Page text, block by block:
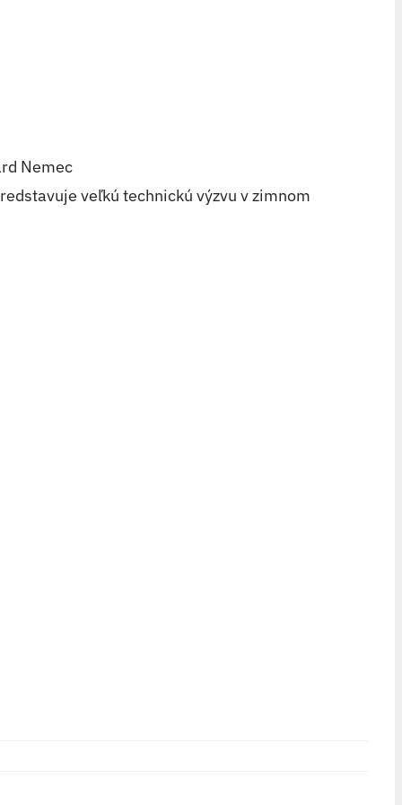
Nemec
veľkú technickú výzvu v zimnom